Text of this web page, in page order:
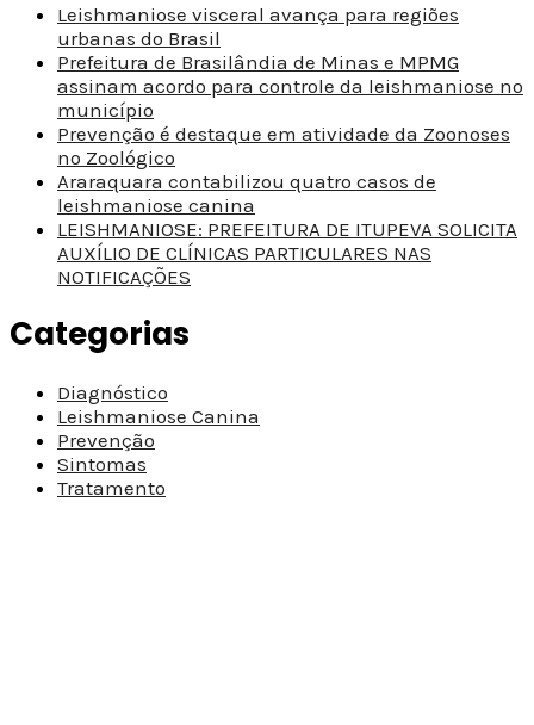
Leishmaniose visceral avança para regiões
urbanas do Brasil
Prefeitura de Brasilândia de Minas e MPMG
assinam acordo para controle da leishmaniose no
município
Prevenção é destaque em atividade da Zoonoses
no Zoológico
Araraquara contabilizou quatro casos de
leishmaniose canina
LEISHMANIOSE: PREFEITURA DE ITUPEVA SOLICITA
AUXÍLIO DE CLÍNICAS PARTICULARES NAS
NOTIFICAÇÕES
Categorias
Diagnóstico
Leishmaniose Canina
Prevenção
Sintomas
Tratamento